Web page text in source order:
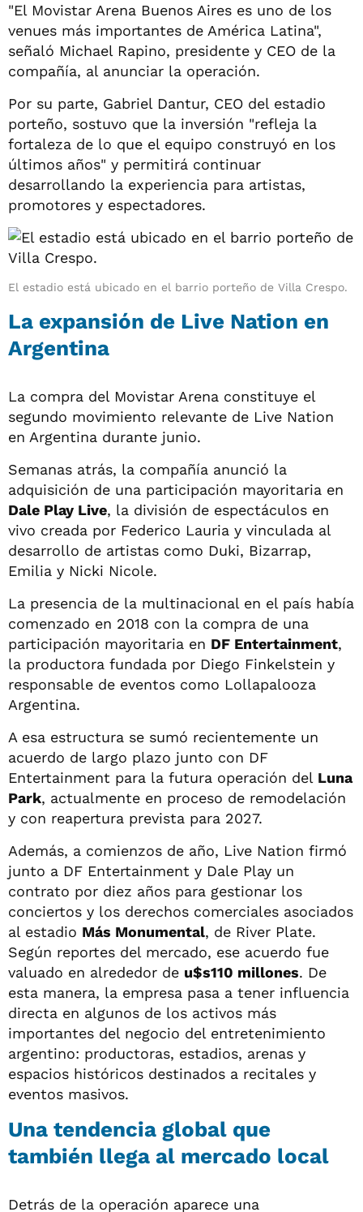
"El Movistar Arena Buenos Aires es uno de los
venues más importantes de América Latina",
señaló Michael Rapino, presidente y CEO de la
compañía, al anunciar la operación.
Por su parte, Gabriel Dantur, CEO del estadio
porteño, sostuvo que la inversión "refleja la
fortaleza de lo que el equipo construyó en los
últimos años" y permitirá continuar
desarrollando la experiencia para artistas,
promotores y espectadores.
El estadio está ubicado en el barrio porteño de Villa Crespo.
La expansión de Live Nation en
Argentina
La compra del Movistar Arena constituye el
segundo movimiento relevante de Live Nation
en Argentina durante junio.
Semanas atrás, la compañía anunció la
adquisición de una participación mayoritaria en
Dale Play Live, la división de espectáculos en
vivo creada por Federico Lauria y vinculada al
desarrollo de artistas como Duki, Bizarrap,
Emilia y Nicki Nicole.
La presencia de la multinacional en el país había
comenzado en 2018 con la compra de una
participación mayoritaria en DF Entertainment,
la productora fundada por Diego Finkelstein y
responsable de eventos como Lollapalooza
Argentina.
A esa estructura se sumó recientemente un
acuerdo de largo plazo junto con DF
Entertainment para la futura operación del Luna
Park, actualmente en proceso de remodelación
y con reapertura prevista para 2027.
Además, a comienzos de año, Live Nation firmó
junto a DF Entertainment y Dale Play un
contrato por diez años para gestionar los
conciertos y los derechos comerciales asociados
al estadio Más Monumental, de River Plate.
Según reportes del mercado, ese acuerdo fue
valuado en alrededor de u$s110 millones. De
esta manera, la empresa pasa a tener influencia
directa en algunos de los activos más
importantes del negocio del entretenimiento
argentino: productoras, estadios, arenas y
espacios históricos destinados a recitales y
eventos masivos.
Una tendencia global que
también llega al mercado local
Detrás de la operación aparece una